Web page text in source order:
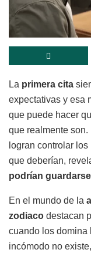
La primera cita
expectativas y esa
que puede hacer
que realmente
logran controlar
que deberían,
podrían
En el mundo de la
zodiaco destacan
cuando los domina
incómodo no